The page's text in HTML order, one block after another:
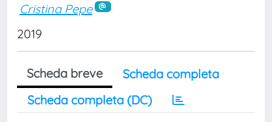
Cristina Pepe
2019
Scheda breve
Scheda completa
Scheda completa (DC)